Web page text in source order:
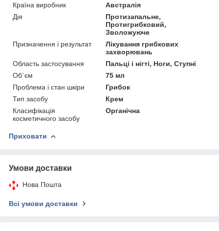
Країна виробник
Австралія
Дія
Протизапальне,
Протигрибковий,
Зволожуюче
Призначення і результат
Лікування грибкових
захворювань
Область застосування
Пальці і нігті, Ноги, Ступні
Об`єм
75 мл
Проблема і стан шкіри
Грибок
Тип засобу
Крем
Класифікація
косметичного засобу
Органічна
Приховати
Умови доставки
Нова Пошта
Всі умови доставки